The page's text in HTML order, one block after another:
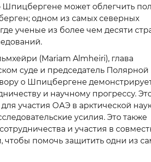
Шпицбергене может облегчить
одном из самых северных
ученые из более чем десяти
(Mariam Almheiri), глава
суде и председатель Полярной
о Шпицбергене
и научному прогрессу.
участия ОАЭ в арктической
усилия. Это также
и участия в
чтобы помочь защитить одни из